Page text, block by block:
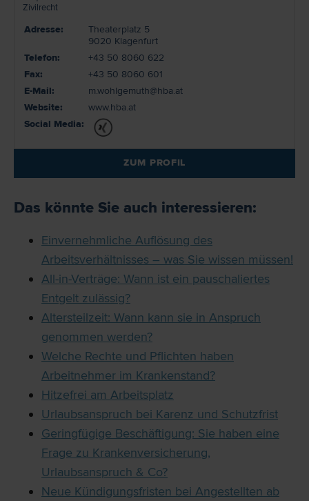
Zivilrecht
Adresse:
Theaterplatz 5
9020 Klagenfurt
Telefon:
+43 50 8060 622
Fax:
+43 50 8060 601
E-Mail:
m.wohlgemuth@hba.at
Website:
www.hba.at
Social Media:
ZUM PROFIL
Das könnte Sie auch interessieren:
Einvernehmliche Auflösung des
Arbeitsverhältnisses – was Sie wissen müssen!
All-in-Verträge: Wann ist ein pauschaliertes
Entgelt zulässig?
Altersteilzeit: Wann kann sie in Anspruch
genommen werden?
Welche Rechte und Pflichten haben
Arbeitnehmer im Krankenstand?
Hitzefrei am Arbeitsplatz
Urlaubsanspruch bei Karenz und Schutzfrist
Geringfügige Beschäftigung: Sie haben eine
Frage zu Krankenversicherung,
Urlaubsanspruch & Co?
Neue Kündigungsfristen bei Angestellten ab